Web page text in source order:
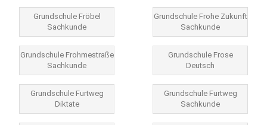
Grundschule Fröbel
Sachkunde
Grundschule Frohe Zukunft
Sachkunde
Grundschule Frohmestraße
Sachkunde
Grundschule Frose
Deutsch
Grundschule Furtweg
Diktate
Grundschule Furtweg
Sachkunde